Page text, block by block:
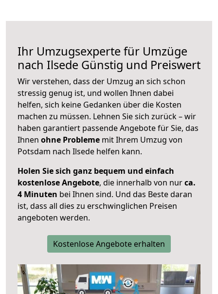
Ihr Umzugsexperte für Umzüge
nach Ilsede Günstig und Preiswert
Wir verstehen, dass der Umzug an sich schon
stressig genug ist, und wollen Ihnen dabei
helfen, sich keine Gedanken über die Kosten
machen zu müssen. Lehnen Sie sich zurück – wir
haben garantiert passende Angebote für Sie, das
Ihnen ohne Probleme mit Ihrem Umzug von
Potsdam nach Ilsede helfen kann.
Holen Sie sich ganz bequem und einfach
kostenlose Angebote, die innerhalb von nurca.
4 Minuten bei Ihnen sind. Und das Beste daran
ist, dass all dies zu erschwinglichen Preisen
angeboten werden.
Kostenlose Angebote erhalten